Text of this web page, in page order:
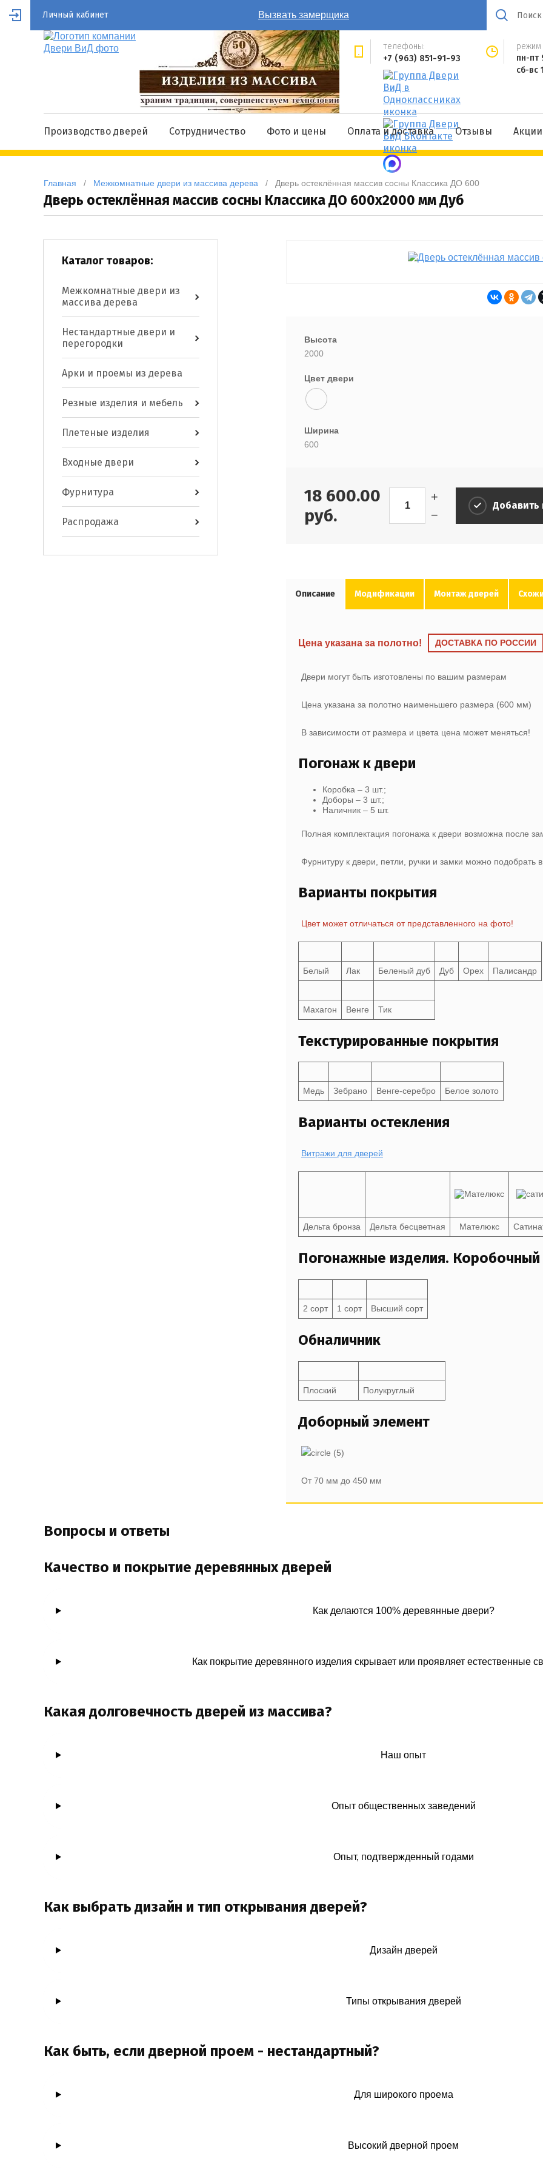
Личный кабинет Вызвать замерщика
телефоны:
+7 (963) 851-91-93
режим
пн-пт
сб-вс
Производство дверей Сотрудничество Фото и цены Оплата и доставка Отзывы Акции
Главная
   /
Межкомнатные двери из массива дерева
   /
Дверь остеклённая массив сосны Классика ДО 600
Дверь остеклённая массив сосны Классика ДО 600x2000 мм Дуб
Каталог товаров:
Межкомнатные двери из
массива дерева
Нестандартные двери и
перегородки
Арки и проемы из дерева
Резные изделия и мебель
Плетеные изделия
Входные двери
Фурнитура
Распродажа
Высота
2000
Цвет двери
Ширина
600
18 600.00
руб.
−
+
Добавить
Описание Модификации Монтаж дверей
Цена указана за полотно! ДОСТАВКА ПО РОССИИ
Двери могут быть изготовлены по вашим размерам
Цена указана за полотно наименьшего размера (600 мм)
В зависимости от размера и цвета цена может меняться!
Погонаж к двери
Коробка – 3 шт.;
Доборы – 3 шт.;
Наличник – 5 шт.
Полная комплектация погонажа к двери возможна после
Фурнитуру к двери, петли, ручки и замки можно подобрать
Варианты покрытия
Цвет может отличаться от представленного на фото!
Белый Лак Беленый дуб Дуб Орех Палисандр
Махагон Венге Тик
Текстурированные покрытия
Медь Зебрано Венге-серебро Белое золото
Варианты остекления
Витражи для дверей
Дельта бронза Дельта бесцветная Мателюкс
Погонажные изделия. Коробочный
2 сорт 1 сорт Высший сорт
Обналичник
Плоский Полукруглый
Доборный элемент
От 70 мм до 450 мм
Вопросы и ответы
Качество и покрытие деревянных дверей
Как делаются 100% деревянные двери?
Как покрытие деревянного изделия скрывает или проявляет естественные
Какая долговечность дверей из массива?
Наш опыт
Опыт общественных заведений
Опыт, подтвержденный годами
Как выбрать дизайн и тип открывания дверей?
Дизайн дверей
Типы открывания дверей
Как быть, если дверной проем - нестандартный?
Для широкого проема
Высокий дверной проем